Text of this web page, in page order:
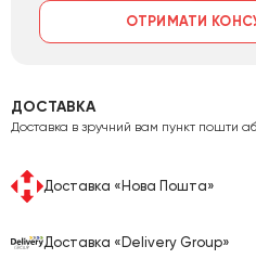
ОТРИМАТИ
ДОСТАВКА
Доставка в зручний вам пункт пошти
Доставка «Нова Пошта»
Доставка «Delivery Group»